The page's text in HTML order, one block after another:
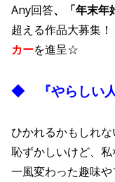
Any回答、「年末年
超える作品大募集
カーを進呈☆
◆ 『やらしい人
ひかれるかもしれ
恥ずかしいけど、
一風変わった趣味